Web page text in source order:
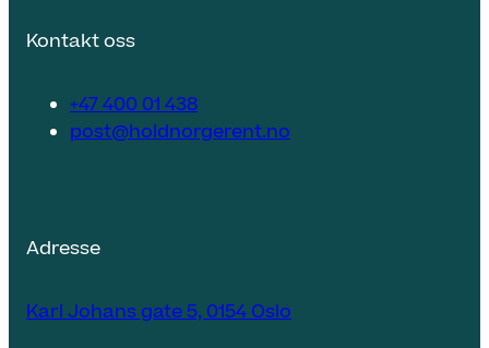
Kontakt oss
+47 400 01 438
post@holdnorgerent.no
Adresse
Karl Johans gate 5, 0154 Oslo